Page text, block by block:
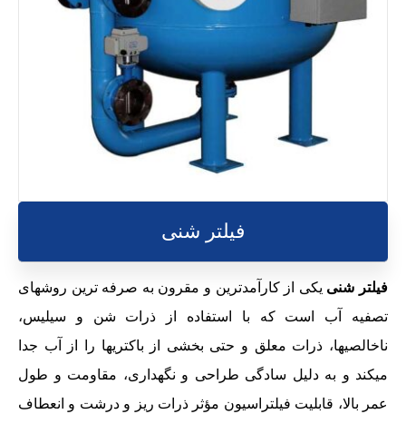
فیلتر شنی
فیلتر شنی یکی از کارآمدترین و مقرون به صرفه ترین روشهای
تصفیه آب است که با استفاده از ذرات شن و سیلیس،
ناخالصیها، ذرات معلق و حتی بخشی از باکتریها را از آب جدا
میکند و به دلیل سادگی طراحی و نگهداری، مقاومت و طول
عمر بالا، قابلیت فیلتراسیون مؤثر ذرات ریز و درشت و انعطاف